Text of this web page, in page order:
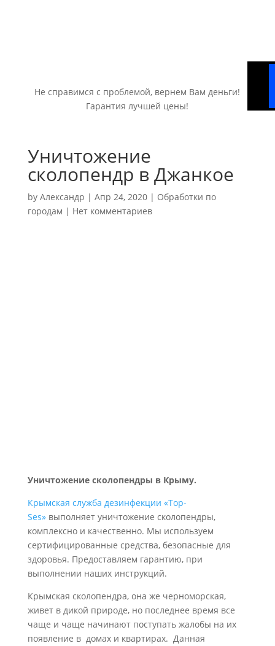
Не справимся с проблемой, вернем Вам деньги!
Гарантия лучшей цены!
Уничтожение
сколопендр в Джанкое
by Александр | Апр 24, 2020| Обработки по
городам | Нет комментариев
Уничтожение сколопендры в Крыму.
Крымская служба дезинфекции «Top-
Ses»выполняет уничтожение сколопендры,
комплексно и качественно. Мы используем
сертифицированные средства, безопасные для
здоровья. Предоставляем гарантию, при
выполнении наших инструкций.
Крымская сколопендра, она же черноморская,
живет в дикой природе, но последнее время все
чаще и чаще начинают поступать жалобы на их
появление в домах и квартирах. Данная